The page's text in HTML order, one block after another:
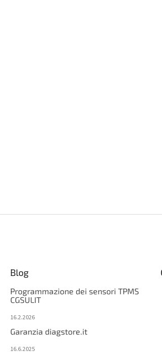
Blog
Programmazione dei sensori TPMS
CGSULIT
16.2.2026
Garanzia diagstore.it
16.6.2025